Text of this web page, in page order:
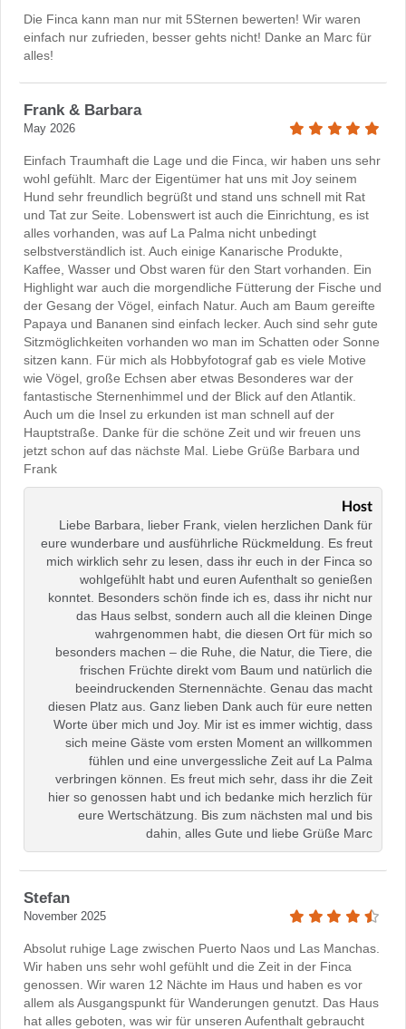
Die Finca kann man nur mit 5Sternen bewerten! Wir waren
einfach nur zufrieden, besser gehts nicht! Danke an Marc für
alles!
Frank & Barbara
May 2026
Einfach Traumhaft die Lage und die Finca, wir haben uns sehr
wohl gefühlt. Marc der Eigentümer hat uns mit Joy seinem
Hund sehr freundlich begrüßt und stand uns schnell mit Rat
und Tat zur Seite. Lobenswert ist auch die Einrichtung, es ist
alles vorhanden, was auf La Palma nicht unbedingt
selbstverständlich ist. Auch einige Kanarische Produkte,
Kaffee, Wasser und Obst waren für den Start vorhanden. Ein
Highlight war auch die morgendliche Fütterung der Fische und
der Gesang der Vögel, einfach Natur. Auch am Baum gereifte
Papaya und Bananen sind einfach lecker. Auch sind sehr gute
Sitzmöglichkeiten vorhanden wo man im Schatten oder Sonne
sitzen kann. Für mich als Hobbyfotograf gab es viele Motive
wie Vögel, große Echsen aber etwas Besonderes war der
fantastische Sternenhimmel und der Blick auf den Atlantik.
Auch um die Insel zu erkunden ist man schnell auf der
Hauptstraße. Danke für die schöne Zeit und wir freuen uns
jetzt schon auf das nächste Mal. Liebe Grüße Barbara und
Frank
Host
Liebe Barbara, lieber Frank, vielen herzlichen Dank für
eure wunderbare und ausführliche Rückmeldung. Es freut
mich wirklich sehr zu lesen, dass ihr euch in der Finca so
wohlgefühlt habt und euren Aufenthalt so genießen
konntet. Besonders schön finde ich es, dass ihr nicht nur
das Haus selbst, sondern auch all die kleinen Dinge
wahrgenommen habt, die diesen Ort für mich so
besonders machen – die Ruhe, die Natur, die Tiere, die
frischen Früchte direkt vom Baum und natürlich die
beeindruckenden Sternennächte. Genau das macht
diesen Platz aus. Ganz lieben Dank auch für eure netten
Worte über mich und Joy. Mir ist es immer wichtig, dass
sich meine Gäste vom ersten Moment an willkommen
fühlen und eine unvergessliche Zeit auf La Palma
verbringen können. Es freut mich sehr, dass ihr die Zeit
hier so genossen habt und ich bedanke mich herzlich für
eure Wertschätzung. Bis zum nächsten mal und bis
dahin, alles Gute und liebe Grüße Marc
Stefan
November 2025
Absolut ruhige Lage zwischen Puerto Naos und Las Manchas.
Wir haben uns sehr wohl gefühlt und die Zeit in der Finca
genossen. Wir waren 12 Nächte im Haus und haben es vor
allem als Ausgangspunkt für Wanderungen genutzt. Das Haus
hat alles geboten, was wir für unseren Aufenthalt gebraucht